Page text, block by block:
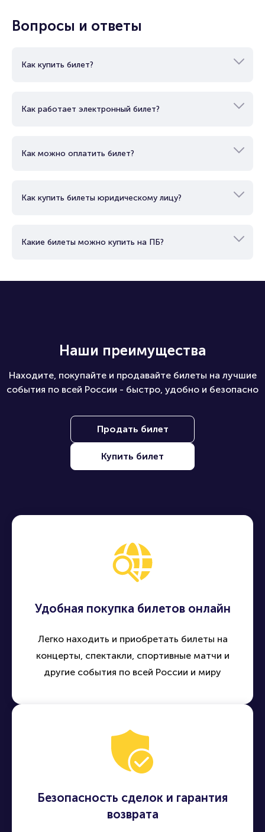
Вопросы и ответы
Как купить билет?
Как работает электронный билет?
Как можно оплатить билет?
Как купить билеты юридическому лицу?
Какие билеты можно купить на ПБ?
Наши преимущества
Находите, покупайте и продавайте билеты на лучшие
события по всей России - быстро, удобно и безопасно
Продать билет
Купить билет
Удобная покупка билетов онлайн
Легко находить и приобретать билеты на
концерты, спектакли, спортивные матчи и
другие события по всей России и миру
Безопасность сделок и гарантия
возврата